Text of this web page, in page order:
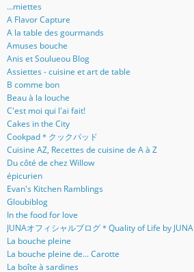
...miettes
A Flavor Capture
A la table des gourmands
Amuses bouche
Anis et Soulueou Blog
Assiettes - cuisine et art de table
B comme bon
Beau à la louche
C'est moi qui l'ai fait!
Cakes in the City
Cookpad＊クックパッド
Cuisine AZ, Recettes de cuisine de A à Z
Du côté de chez Willow
épicurien
Evan's Kitchen Ramblings
Gloubiblog
In the food for love
JUNAオフィシャルブログ＊Quality of Life by JUNA
La bouche pleine
La bouche pleine de... Carotte
La boîte à sardines